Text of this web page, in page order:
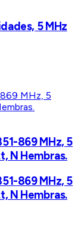
5 MHz
869 MHz, 5
N Hembras.
869 MHz, 5
N Hembras.